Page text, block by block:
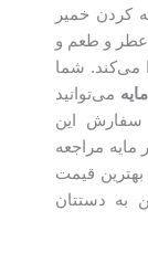
کردن خمیر
عطر و طعم و
می‌کند. شما
می‌توانید
سفارش این
مراجعه
قیمت
به دستتان